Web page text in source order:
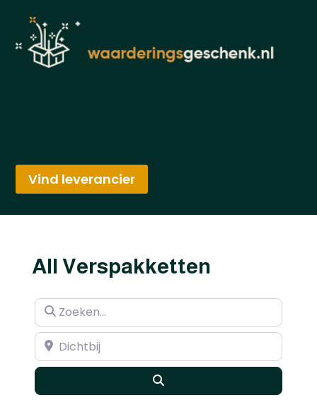
Vind leverancier
All Verspakketten
Zoeken…
Dichtbij
Search